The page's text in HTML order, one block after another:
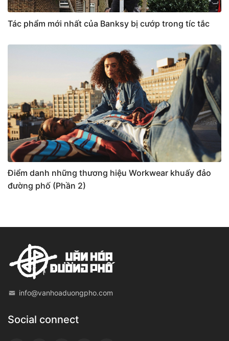
Tác phẩm mới nhất của Banksy bị cướp trong tíc tắc
Điểm danh những thương hiệu Workwear khuấy đảo
đường phố (Phần 2)
info@vanhoaduongpho.com
Social connect